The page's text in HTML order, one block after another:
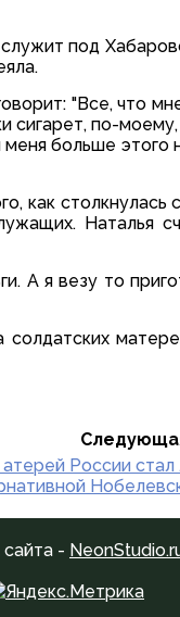
под
"Все, что
сигарет, по-
меня больше этого
как столкнулась
Наталья
А я везу то
России
-